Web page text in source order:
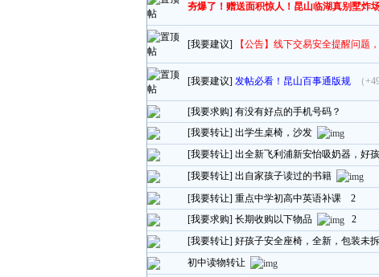
夯爆了！赠送面积惊人！昆山临湖真别墅炸
[我要建议] 【公告】线下交易安全提醒问题
[我要建议] 发帖必看！昆山百事通版规 （
[我要求购] 有没有好点的手机号码？
[我要转让] 出学生桌椅，沙发
[我要转让] 出全新飞利浦新安怡吸奶器，好
[我要转让] 出自家孩子读过的书籍
[我要转让] 重点中学初高中英语补课
2
[我要求购] 长期收购以下物品
2
[我要转让] 好孩子安全座椅，全新，包装未拆
初中读物转让